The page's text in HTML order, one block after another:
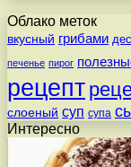
Облако меток
вкусный грибами
печенье пирог
рецепт
слоеный суп супа
Интересно